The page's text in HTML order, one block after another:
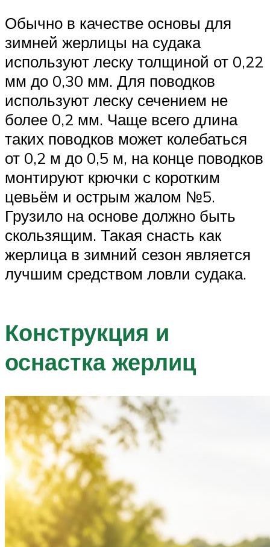
Обычно в качестве основы для
зимней жерлицы на судака
используют леску толщиной от 0,22
мм до 0,30 мм. Для поводков
используют леску сечением не
более 0,2 мм. Чаще всего длина
таких поводков может колебаться
от 0,2 м до 0,5 м, на конце поводков
монтируют крючки с коротким
цевьём и острым жалом №5.
Грузило на основе должно быть
скользящим. Такая снасть как
жерлица в зимний сезон является
лучшим средством ловли судака.
Конструкция и
оснастка жерлиц